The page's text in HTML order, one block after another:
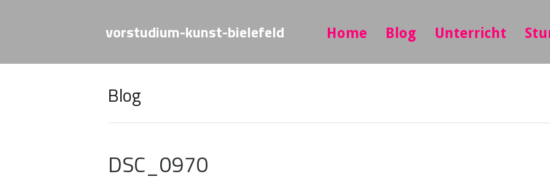
vorstudium-kunst-bielefeld Home Blog Unterricht
Blog
DSC_0970